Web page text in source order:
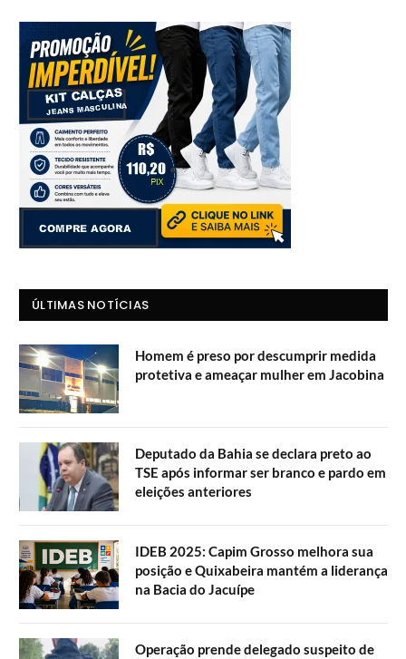
ÚLTIMAS NOTÍCIAS
Homem é preso por descumprir medida
protetiva e ameaçar mulher em Jacobina
Deputado da Bahia se declara preto ao
TSE após informar ser branco e pardo em
eleições anteriores
IDEB 2025: Capim Grosso melhora sua
posição e Quixabeira mantém a liderança
na Bacia do Jacuípe
Operação prende delegado suspeito de